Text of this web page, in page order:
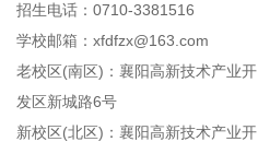
招生电话：0710-3381516
学校邮箱：xfdfzx@163.com
老校区(南区)：襄阳高新技术产业开
发区新城路6号
新校区(北区)：襄阳高新技术产业开